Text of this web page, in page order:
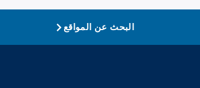
البحث عن المواقع